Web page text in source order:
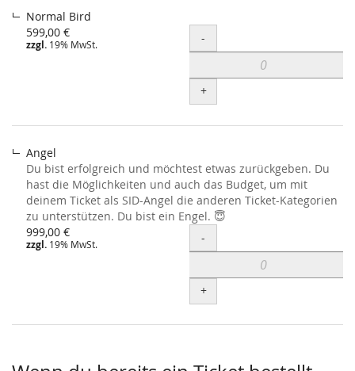
Normal Bird
599,00 €
zzgl. 19% MwSt. Menge
-
+
Angel
Du bist erfolgreich und möchtest etwas zurückgeben. Du
hast die Möglichkeiten und auch das Budget, um mit
deinem Ticket als SID-Angel die anderen Ticket-Kategorien
zu unterstützen. Du bist ein Engel. 😇
999,00 €
zzgl. 19% MwSt. Menge
-
+